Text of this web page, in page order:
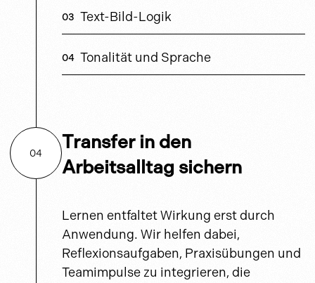
Text-Bild-Logik
Tonalität und Sprache
04
Transfer in den
Arbeitsalltag sichern
Lernen entfaltet Wirkung erst durch
Anwendung. Wir helfen dabei,
Reflexionsaufgaben, Praxisübungen und
Teamimpulse zu integrieren, die